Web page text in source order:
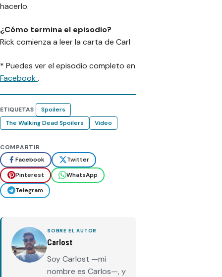
hacerlo.
¿Cómo termina el episodio?
Rick comienza a leer la carta de Carl
* Puedes ver el episodio completo en
Facebook.
ETIQUETAS
Spoilers
The Walking Dead Spoilers
Video
COMPARTIR
Facebook
Twitter
Pinterest
WhatsApp
Telegram
SOBRE EL AUTOR
Carlost
Soy Carlost —mi
nombre es Carlos—, y